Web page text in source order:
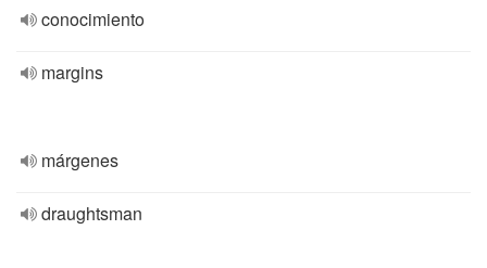
conocimiento
margins
márgenes
draughtsman